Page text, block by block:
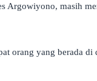
Argowiyono, masih
orang yang berada